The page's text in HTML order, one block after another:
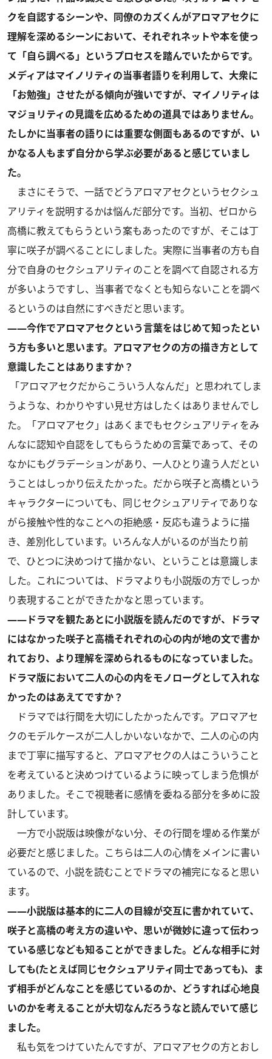
クを自認するシーンや、同僚のカズくんがアロマアセクに
理解を深めるシーンにおいて、それぞれネットや本を使っ
て「自ら調べる」というプロセスを踏んでいたからです。
メディアはマイノリティの当事者語りを利用して、大衆に
「お勉強」させたがる傾向が強いですが、マイノリティは
マジョリティの見識を広めるための道具ではありません。
たしかに当事者の語りには重要な側面もあるのですが、い
かなる人もまず自分から学ぶ必要があると感じていまし
た。
まさにそうで、一話でどうアロマアセクというセクシュ
アリティを説明するかは悩んだ部分です。当初、ゼロから
高橋に教えてもらうという案もあったのですが、そこは丁
寧に咲子が調べることにしました。実際に当事者の方も自
分で自身のセクシュアリティのことを調べて自認される方
が多いようですし、当事者でなくとも知らないことを調べ
るというのは自然にすべきだと思います。
――今作でアロマアセクという言葉をはじめて知ったとい
う方も多いと思います。アロマアセクの方の描き方として
意識したことはありますか？
「アロマアセクだからこういう人なんだ」と思われてしま
うような、わかりやすい見せ方はしたくはありませんでし
た。「アロマアセク」はあくまでもセクシュアリティをみ
んなに認知や自認をしてもらうための言葉であって、その
なかにもグラデーションがあり、一人ひとり違う人だとい
うことはしっかり伝えたかった。だから咲子と高橋という
キャラクターについても、同じセクシュアリティでありな
がら接触や性的なことへの拒絶感・反応も違うように描
き、差別化しています。いろんな人がいるのが当たり前
で、ひとつに決めつけて描かない、ということは意識しま
した。これについては、ドラマよりも小説版の方でしっか
り表現することができたかなと思っています。
――ドラマを観たあとに小説版を読んだのですが、ドラマ
にはなかった咲子と高橋それぞれの心の内が地の文で書か
れており、より理解を深められるものになっていました。
ドラマ版において二人の心の内をモノローグとして入れな
かったのはあえてですか？
ドラマでは行間を大切にしたかったんです。アロマアセ
クのモデルケースが二人しかいないなかで、二人の心の内
まで丁寧に描写すると、アロマアセクの人はこういうこと
を考えていると決めつけているように映ってしまう危惧が
ありました。そこで視聴者に感情を委ねる部分を多めに設
計しています。
一方で小説版は映像がない分、その行間を埋める作業が
必要だと感じました。こちらは二人の心情をメインに書い
ているので、小説を読むことでドラマの補完になると思い
ます。
――小説版は基本的に二人の目線が交互に書かれていて、
咲子と高橋の考え方の違いや、思いが微妙に違って伝わっ
ている感じなども知ることができました。どんな相手に対
しても(たとえば同じセクシュアリティ同士であっても)、ま
ず相手がどんなことを感じているのか、どうすれば心地良
いのかを考えることが大切なんだろうなと読んでいて感じ
ました。
私も気をつけていたんですが、アロマアセクの方とおし